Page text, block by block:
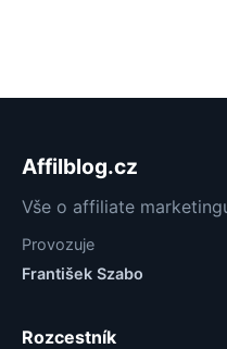
Affilblog.cz
Vše o affiliate
Provozuje
František Szabo
Rozcestník